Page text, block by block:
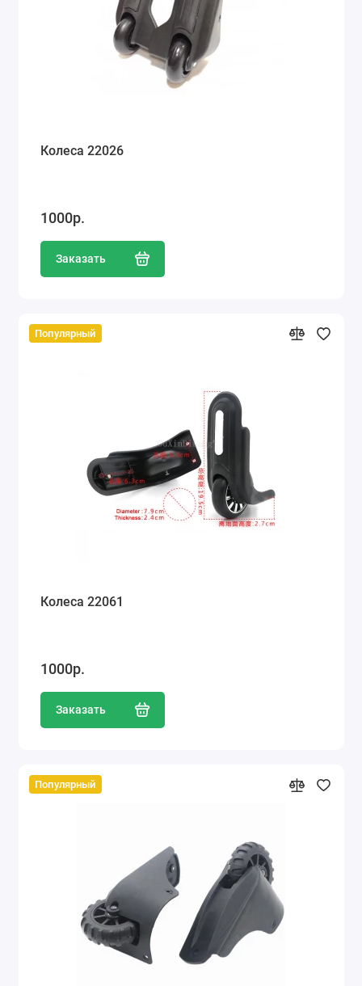
Ремонт обуви
Заточка инструментов
Ремонт мелкой бытовой техники
Ремонт компьютеров
Гравировка
Макеты для печати на кружках
Колеса 22026
1000р.
Заказать
Популярный
Колеса 22061
1000р.
Заказать
Популярный